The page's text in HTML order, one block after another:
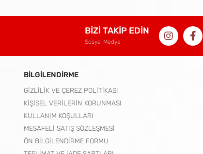
BİZİ TAKİP EDİN
Sosyal Medya
BİLGİLENDİRME
GİZLİLİK VE ÇEREZ POLİTİKASI
KİŞİSEL VERİLERİN KORUNMASI
KULLANIM KOŞULLARI
MESAFELİ SATIŞ SÖZLEŞMESİ
ÖN BİLGİLENDİRME FORMU